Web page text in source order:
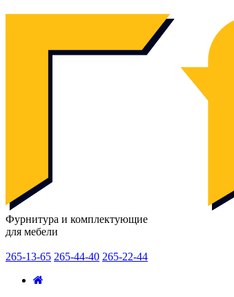
Фурнитура и комплектующие
для мебели
265-13-65 265-44-40 265-22-44